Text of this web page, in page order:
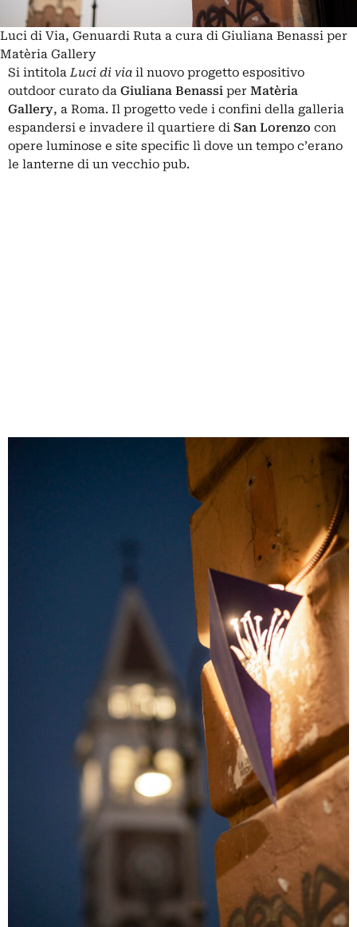
Luci di Via, Genuardi Ruta a cura di Giuliana Benassi per
Matèria Gallery
Si intitolaLuci di via il nuovo progetto espositivo
outdoor curato da Giuliana Benassi per Matèria
Gallery, a Roma. Il progetto vede i confini della galleria
espandersi e invadere il quartiere di San Lorenzo con
opere luminose e site specific lì dove un tempo c’erano
le lanterne di un vecchio pub.